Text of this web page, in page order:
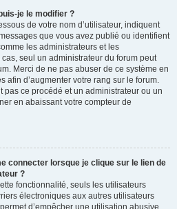
je le modifier ?
de votre nom d’utilisateur, indiquent
que vous avez publié ou identifient
les administrateurs et les
seul un administrateur du forum peut
Merci de ne pas abuser de ce système en
afin d’augmenter votre rang sur le forum.
pas ce procédé et un administrateur ou un
en abaissant votre compteur de
connecter lorsque je clique sur le lien de
?
fonctionnalité, seuls les utilisateurs
électroniques aux autres utilisateurs
d’empêcher une utilisation abusive